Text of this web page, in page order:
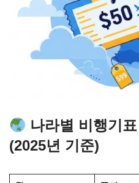
나라별 비행기
(2025년 기준)